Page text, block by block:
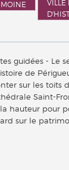
VILLE
guidées - Le
de
sur les toits
Saint-
hauteur pour
sur le